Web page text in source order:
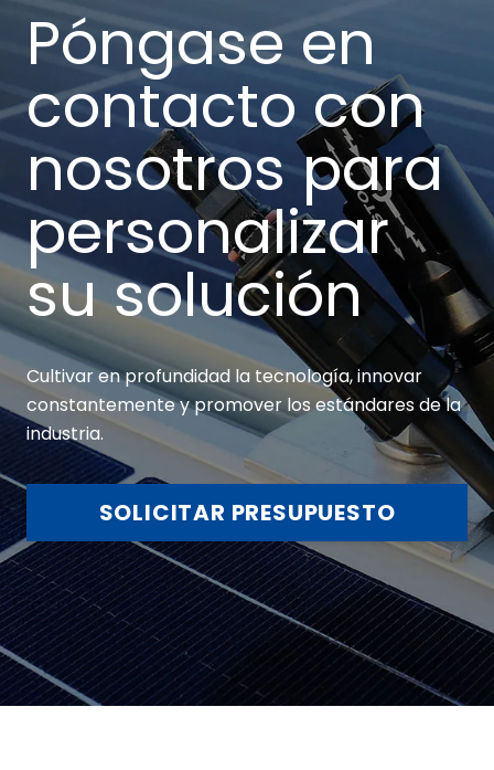
Póngase en
contacto con
nosotros para
personalizar
su solución
Cultivar en profundidad la tecnología, innovar
constantemente y promover los estándares de la
industria.
SOLICITAR PRESUPUESTO